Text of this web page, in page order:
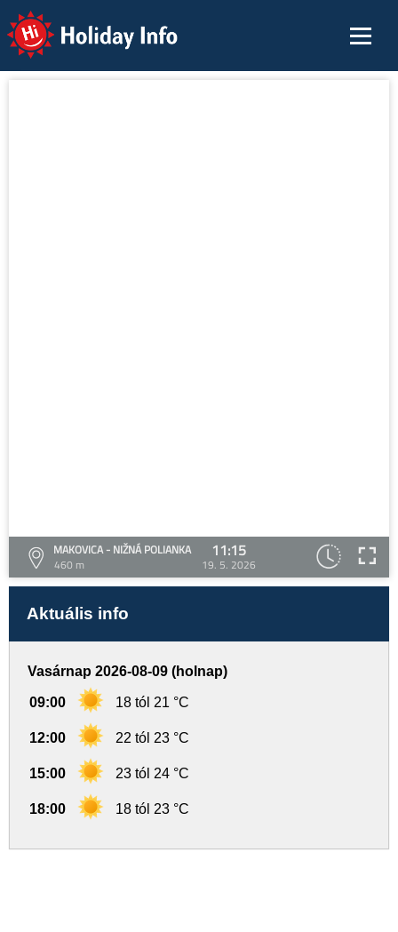
Holiday Info
MAKOVICA - NIŽNÁ POLIANKA
460 m
11:15
19. 5. 2026
Aktuális info
Vasárnap 2026-08-09 (holnap)
09:00 18 tól 21 °C
12:00 22 tól 23 °C
15:00 23 tól 24 °C
18:00 18 tól 23 °C